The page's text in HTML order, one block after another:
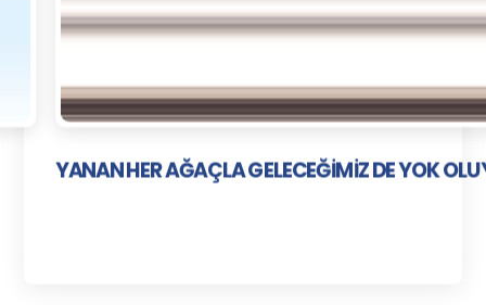
YANAN HER AĞAÇLA GELECEĞİMİZ DE YOK